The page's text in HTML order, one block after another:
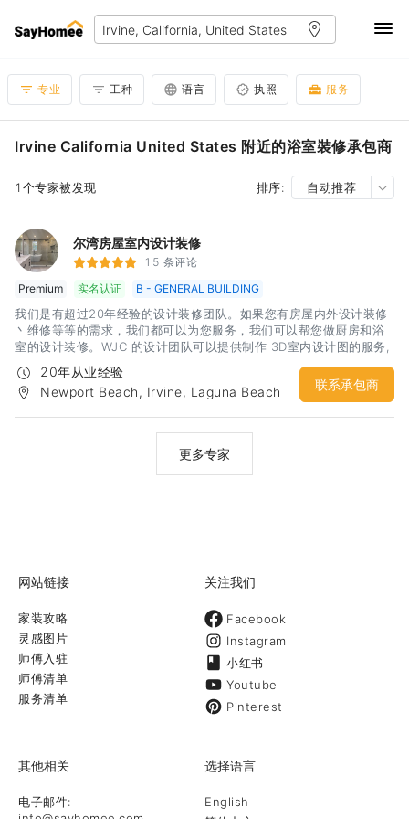
专业 工种 语言 执照 服务
Irvine California United States 附近的浴室裝修承包商
1个专家被发现 排序: 自动推荐
尔湾房屋室内设计装修
15 条评论
Premium
实名认证 B - GENERAL BUILDING
我们是有超过20年经验的设计装修团队。如果您有房屋内外设计装修
丶维修等等的需求，我们都可以为您服务，我们可以帮您做厨房和浴
室的设计装修。WJC 的设计团队可以提供制作 3D室内设计图的服务,
能够帮助您更清楚的了解完工后的视觉效果。工作範圍南加橘郡
20年从业经验
Newport Beach, Irvine, Laguna Beach
联系承包商
更多专家
网站链接
家装攻略
灵感图片
师傅入驻
师傅清单
服务清单
关注我们
Facebook
Instagram
小红书
Youtube
Pinterest
其他相关
电子邮件:
选择语言
English